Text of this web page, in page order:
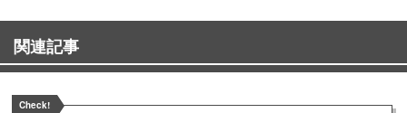
関連記事
Check!